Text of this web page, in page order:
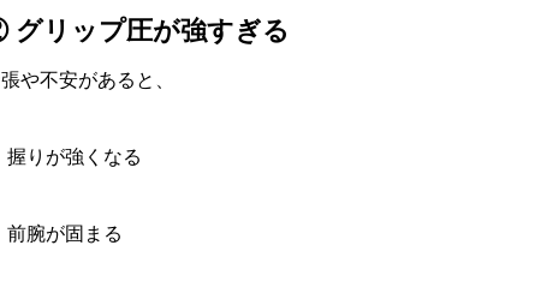
リップ圧が強すぎる
や不安があると、
握りが強くなる
前腕が固まる